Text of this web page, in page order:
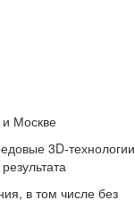
Москве
3D-технологии
в том числе без